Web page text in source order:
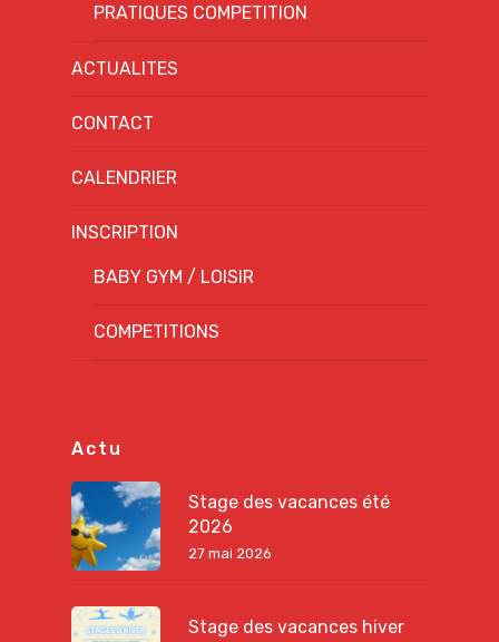
PRATIQUES COMPETITION
ACTUALITES
CONTACT
CALENDRIER
INSCRIPTION
BABY GYM / LOISIR
COMPETITIONS
Actu
Stage des vacances été
2026
27 mai 2026
Stage des vacances hiver